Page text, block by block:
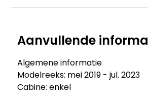
Aanvullende
Algemene informatie
Modelreeks: mei 2019 - jul. 2023
Cabine: enkel